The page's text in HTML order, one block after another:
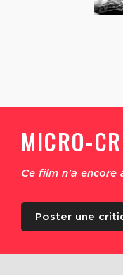
MICRO-
Ce film n'a encore
Poster une